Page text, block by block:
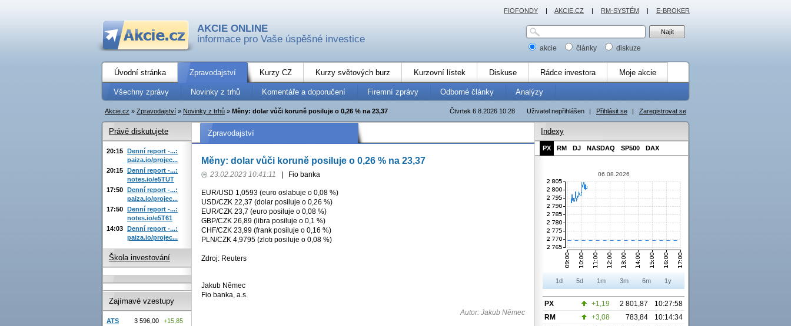
AKCIE ONLINE
informace pro Vaše úspěšné investice
akcie články diskuze
Úvodní stránka Zpravodajství Kurzy CZ Kurzy světových burz Kurzovní lístek Diskuse Rádce investora Moje akcie
Všechny zprávy Novinky z trhů Komentáře a doporučení Firemní zprávy Odborné články Analýzy
Uživatel nepřihlášen | Přihlásit se | Zaregistrovat se
Čtvrtek 6.8.2026 10:28
Akcie.cz » Zpravodajství » Novinky z trhů » Měny: dolar vůči koruně posiluje o 0,26 % na 23,37
Zpravodajství
Měny: dolar vůči koruně posiluje o 0,26 % na 23,37
23.02.2023 10:41:11 Fio banka
EUR/USD 1,0593 (euro oslabuje o 0,08 %)
USD/CZK 22,37 (dolar posiluje o 0,26 %)
EUR/CZK 23,7 (euro posiluje o 0,08 %)
GBP/CZK 26,89 (libra posiluje o 0,1 %)
CHF/CZK 23,99 (frank posiluje o 0,16 %)
PLN/CZK 4,9795 (zlotı posiluje o 0,08 %)
Zdroj: Reuters
Jakub Němec
Fio banka, a.s.
Autor: Jakub Němec
Právě diskutujete
20:15 Denní report -...:
paiza.io/projec...
20:15 Denní report -...:
notes.io/e5TUT
17:50 Denní report -...:
paiza.io/projec...
17:50 Denní report -...:
notes.io/e5T61
14:03 Denní report -...:
paiza.io/projec...
Škola investování
Zajímavé vzestupy
ATS 3 596,00
+15,85
Indexy
PX RM DJ NASDAQ SP500 DAX
06.08.2026
1d 5d 1m 3m 6m 1y
PX +1,19 2 801,87
10:27:58
RM
+3,08 783,84
10:14:34
FIOFONDY | AKCIE.CZ | RM-SYSTÉM | E-BROKER